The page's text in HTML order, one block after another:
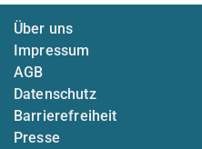
Über uns
Impressum
AGB
Datenschutz
Barrierefreiheit
Presse